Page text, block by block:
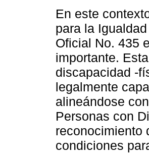
En este
para la
Oficial No. 435
importante.
discapacidad -
legalmente
alineándose
Personas con
reconocimiento
condiciones